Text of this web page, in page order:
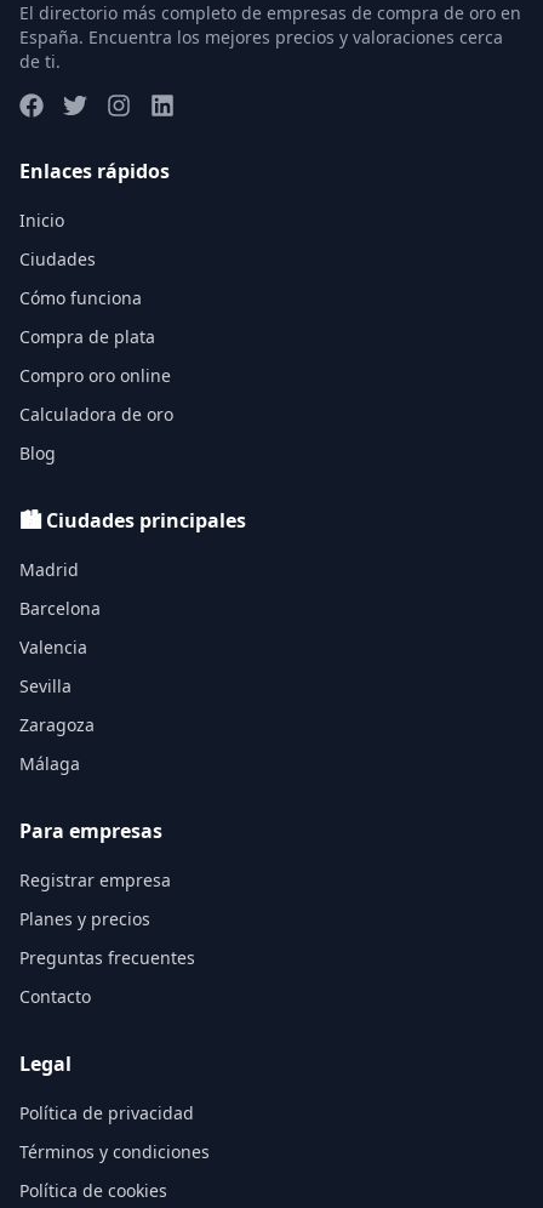
El directorio más completo de empresas de compra de oro en
España. Encuentra los mejores precios y valoraciones cerca
de ti.
Enlaces rápidos
Inicio
Ciudades
Cómo funciona
Compra de plata
Compro oro online
Calculadora de oro
Blog
🏙️ Ciudades principales
Madrid
Barcelona
Valencia
Sevilla
Zaragoza
Málaga
Para empresas
Registrar empresa
Planes y precios
Preguntas frecuentes
Contacto
Legal
Política de privacidad
Términos y condiciones
Política de cookies